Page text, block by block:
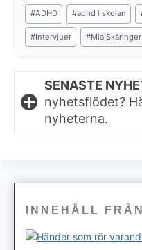
Post
Tags:
#ADHD #adhd i skolan
#Intervjuer #Mia Skäringer
SENASTE
nyhetsflödet?
nyheterna.
INNEHÅLL